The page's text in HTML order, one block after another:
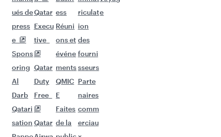
ués de
press
e
Spons
oring
Al
Darb
Qatari
sation
Qatar
Execu
tive
Qatar
Duty
Free
Qatar
ess
Réuni
ons et
événe
ments
QMIC
E
Faites
de la
riculat
ion
des
fourni
sseurs
Parte
naires
comm
erciau
e